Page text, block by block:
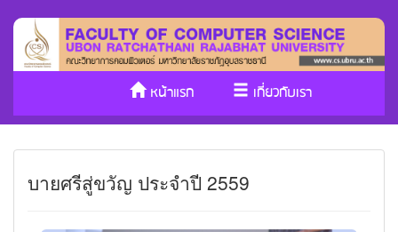
หน้าแรก
เกี่ยวกับเรา
ประกันคุณภาพ
SDGs
บายศรีสู่ขวัญ ประจำปี 2559